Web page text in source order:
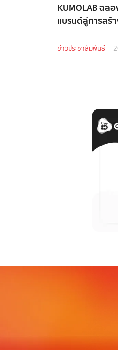
KUMOLAB ฉล
แบรนด์สู่การสร้
ข่าวประชาสัมพันธ์